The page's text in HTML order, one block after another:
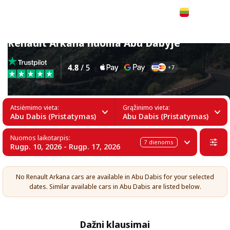
Renault Arkana nuoma Abu Dabyje
Atsiėmimo vieta:
Abu Dabis (Pristatymas)
Grąžinimo vieta:
Abu Dabis (Pristatymas)
Nuomos laikotarpis:
Rugp. 10, 2026 - Rugp. 17, 2026 7 dienoms
No Renault Arkana cars are available in Abu Dabis for your selected
dates. Similar available cars in Abu Dabis are listed below.
Dažni klausimai